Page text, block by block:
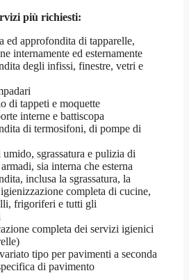
più richiesti:
ed approfondita di tapparelle,
internamente ed esternamente
degli infissi, finestre, vetri e
di tappeti e moquette
interne e battiscopa
di termosifoni, di pompe di
umido, sgrassatura e pulizia di
sia interna che esterna
inclusa la sgrassatura, la
completa di cucine,
frigoriferi e tutti gli
completa dei servizi igienici
tipo per pavimenti a seconda
di pavimento